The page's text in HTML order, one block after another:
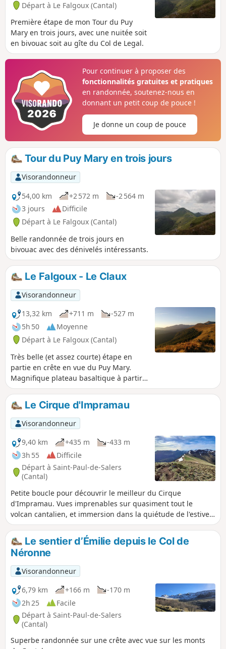
Départ à Le Falgoux (Cantal)
Première étape de mon Tour du Puy
Mary en trois jours, avec une nuitée soit
en bivouac soit au gîte du Col de Legal.
Pour continuer à proposer des
fonctionnalités gratuites et pratiques
en randonnée, soutenez-nous en
donnant un petit coup de pouce !
Je donne un coup de pouce
Tour du Puy Mary en trois jours
Visorandonneur
54,00 km
+2 572 m
-2 564 m
3 jours
Difficile
Départ à Le Falgoux (Cantal)
Belle randonnée de trois jours en
bivouac avec des dénivelés intéressants.
Le Falgoux - Le Claux
Visorandonneur
13,32 km
+711 m
-527 m
5h 50
Moyenne
Départ à Le Falgoux (Cantal)
Très belle (et assez courte) étape en
partie en crête en vue du Puy Mary.
Magnifique plateau basaltique à partir
du Luchard. Le parcours conduit au gîte
du Puy Mary, environ 1,5 km après le
village.Le Cirque d'Impramau
Visorandonneur
9,40 km
+435 m
-433 m
3h 55
Difficile
Départ à Saint-Paul-de-Salers
(Cantal)
Petite boucle pour découvrir le meilleur du Cirque
d'Impramau. Vues imprenables sur quasiment tout le
volcan cantalien, et immersion dans la quiétude de l'estive
d'Impramau. Les deux premiers tiers empruntent des
sentiers balisés et non balisés, le dernier tiers est
quasiment hors sentier au milieu d'une estive, de rochers,
de nombreux ruisseaux à traverser et des passages de
clôtures qu'il faut parfois chercher, mais ça en vaut la peine.
Vous évoluerez au milieu des animaux, vaches, chevaux et
brebis, gardées par des chiens de protection. Si vous êtes
matinal, il est fréquent d'y croiser des chamois, mouflons et
marmottes, parfois aussi des vautours venus de Lozère.
Application Visorando conseillée
Le sentier d’Émilie depuis le Col de
Néronne
Visorandonneur
6,79 km
+166 m
-170 m
2h 25
Facile
Départ à Saint-Paul-de-Salers
(Cantal)
Superbe randonnée sur une crête avec vue sur les monts